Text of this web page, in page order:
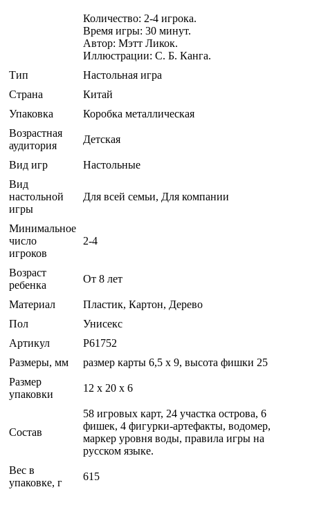
Количество: 2-4 игрока.
Время игры: 30 минут.
Автор: Мэтт Ликок.
Иллюстрации: С. Б. Канга.
Тип
Настольная игра
Страна
Китай
Упаковка
Коробка металлическая
Возрастная
аудитория
Детская
Вид игр
Настольные
Вид
настольной
игры
Для всей семьи, Для компании
Минимальное
число
игроков
2-4
Возраст
ребенка
От 8 лет
Материал
Пластик, Картон, Дерево
Пол
Унисекс
Артикул
Р61752
Размеры, мм
размер карты 6,5 х 9, высота фишки 25
Размер
упаковки
12 x 20 x 6
Состав
58 игровых карт, 24 участка острова, 6
фишек, 4 фигурки-артефакты, водомер,
маркер уровня воды, правила игры на
русском языке.
Вес в
упаковке, г
615